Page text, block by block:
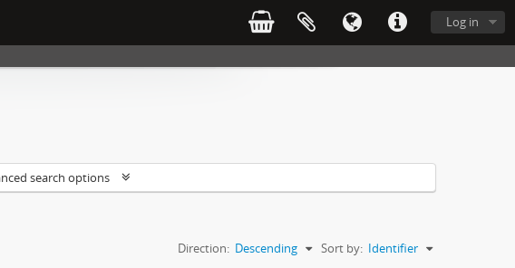
Log in
search options
Sort by: Identifier
Direction: Descending